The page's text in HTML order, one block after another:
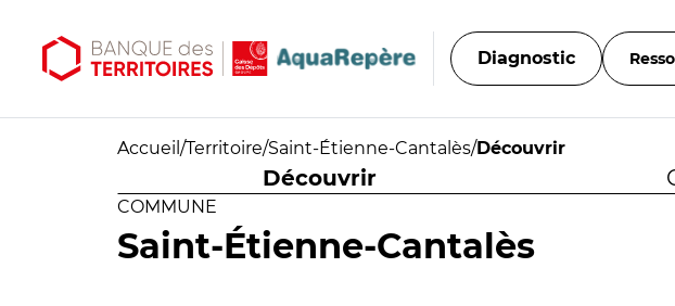
Diagnostic
Accueil /Territoire/Saint-Étienne-Cantalès/Découvrir
Découvrir
COMMUNE
Saint-Étienne-Cantalès